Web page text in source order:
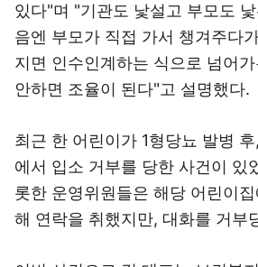
있다"며 "기관도 낯설고 부모도
음엔 부모가 직접 가서 챙겨주다
지면 인수인계하는 식으로 넘어
안하면 조율이 된다"고 설명했다.
최근 한 어린이가 1형당뇨 발병
에서 입소 거부를 당한 사건이 있
롯한 운영위원들은 해당 어린이
해 연락을 취했지만, 대화를 거부